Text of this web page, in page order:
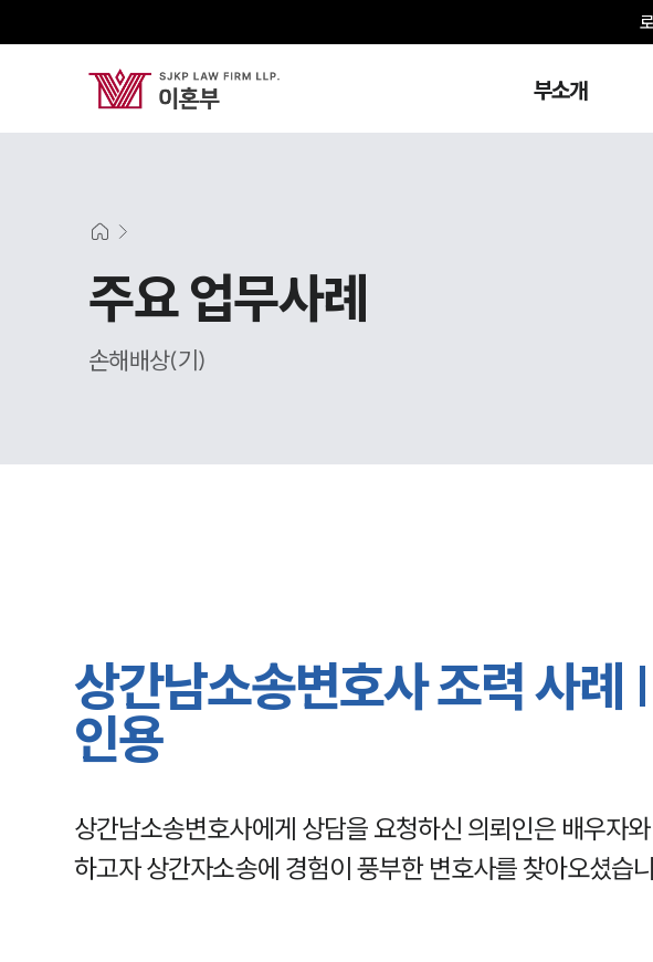
부소개
주요 업무사례
손해배상(기)
상간남소송변호사 조력 사례
인용
상간남소송변호사에게 상담을 요청하신 의뢰인은 배우자
하고자 상간자소송에 경험이 풍부한 변호사를 찾아오셨습